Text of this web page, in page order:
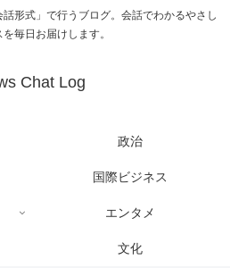
形式」で行うブログ。会話でわかるやさし
毎日お届けします。
Chat Log
政治
国際ビジネス
エンタメ
文化